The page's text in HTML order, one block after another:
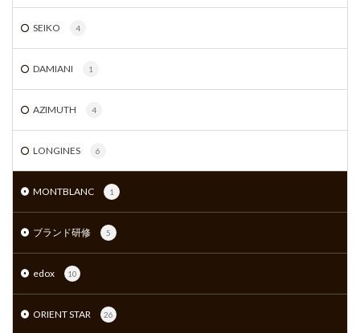
SEIKO 4
DAMIANI 1
AZIMUTH 4
LONGINES 6
MONTBLANC 1
ブランド研修 5
edox 10
ORIENT STAR 26